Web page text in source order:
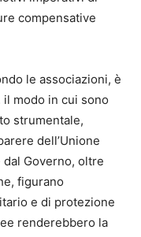
compensative
le associazioni, è
modo in cui sono
strumentale,
dell’Unione
Governo, oltre
figurano
e di protezione
renderebbero la